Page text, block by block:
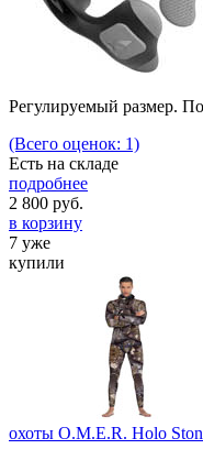
Регулируемый размер.
(Всего оценок: 1)
Есть на складе
подробнее
2 800 руб.
в корзину
7 уже
купили
охоты O.M.E.R. Holo